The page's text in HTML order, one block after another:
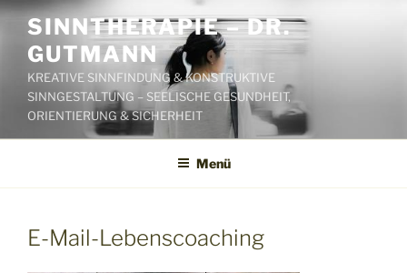
Zum
Inhalt
springen
SINNTHERAPIE – DR.
GUTMANN
KREATIVE SINNFINDUNG & KONSTRUKTIVE
SINNGESTALTUNG – SEELISCHE GESUNDHEIT,
ORIENTIERUNG & SICHERHEIT
Menü
E-Mail-Lebenscoaching